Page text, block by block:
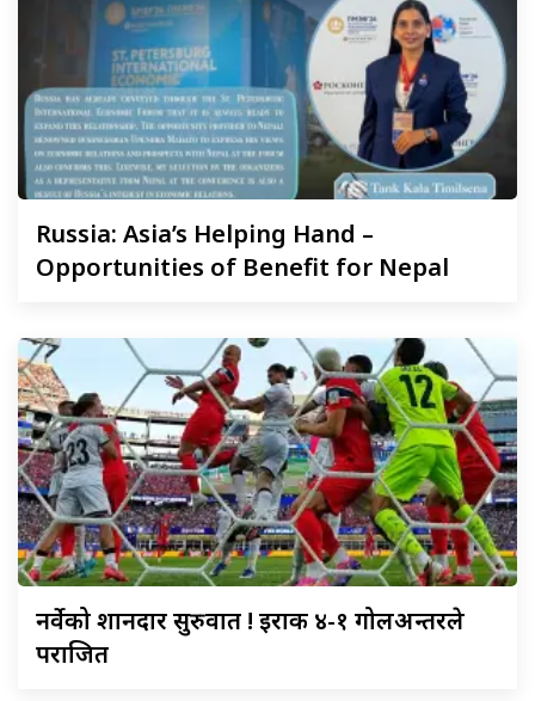
Russia: Asia’s Helping Hand –
Opportunities of Benefit for Nepal
नर्वेकोशानदार सुरुवात ! इराक ४-१ गोलअन्तरले
पराजित